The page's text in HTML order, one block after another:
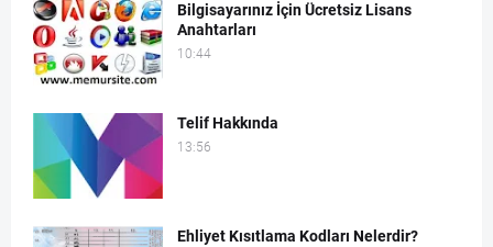
Bilgisayarınız İçin Ücretsiz Lisans
Anahtarları
10:44
Telif Hakkında
13:56
Ehliyet Kısıtlama Kodları Nelerdir?